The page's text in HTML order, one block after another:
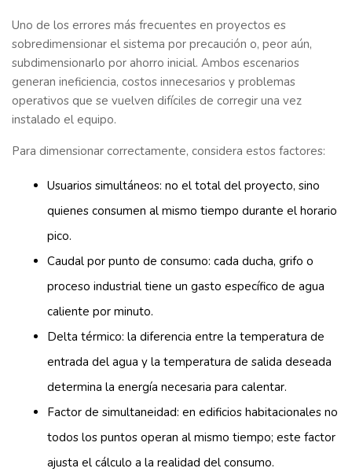
Uno de los errores más frecuentes en proyectos es
sobredimensionar el sistema por precaución o, peor aún,
subdimensionarlo por ahorro inicial. Ambos escenarios
generan ineficiencia, costos innecesarios y problemas
operativos que se vuelven difíciles de corregir una vez
instalado el equipo.
Para dimensionar correctamente, considera estos factores:
Usuarios simultáneos: no el total del proyecto, sino
quienes consumen al mismo tiempo durante el horario
pico.
Caudal por punto de consumo: cada ducha, grifo o
proceso industrial tiene un gasto específico de agua
caliente por minuto.
Delta térmico: la diferencia entre la temperatura de
entrada del agua y la temperatura de salida deseada
determina la energía necesaria para calentar.
Factor de simultaneidad: en edificios habitacionales no
todos los puntos operan al mismo tiempo; este factor
ajusta el cálculo a la realidad del consumo.